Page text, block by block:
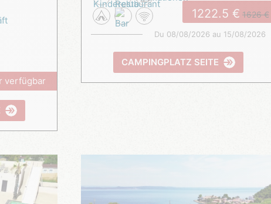
verfügbar
1222.5 1626
Du 08/08/2026 au 15/08/2026
CAMPINGPLATZ SEITE